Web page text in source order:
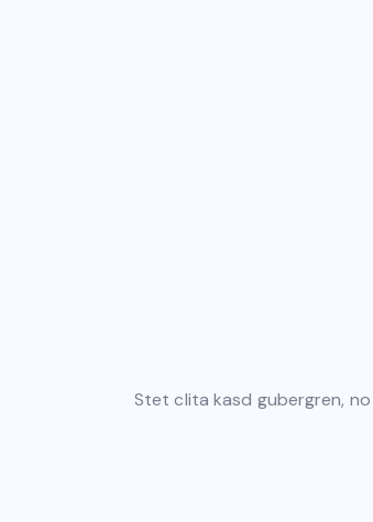
Stet clita kasd gubergren,